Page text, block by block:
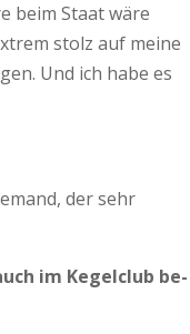
beim Staat wäre
stolz auf meine
Und ich habe es
der sehr
im Kegelclub be­­­